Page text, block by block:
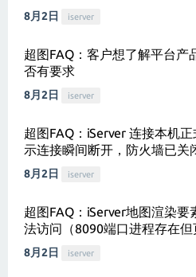
8月2日 iserver
超图FAQ：客户想了解平台产
否有要求
8月2日 iserver
超图FAQ：iServer 连接本机
示连接瞬间断开，防火墙已关
8月2日 iserver
超图FAQ：iServer地图渲染
法访问（8090端口进程存在但
8月2日 iserver